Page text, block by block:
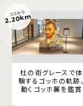
杜の街グレースで体
験するゴッホの軌跡、
動くゴッホ展を鑑賞
ココから
2.20km